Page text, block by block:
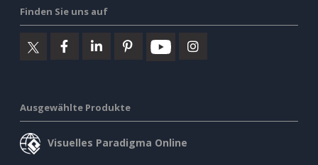
Finden Sie uns auf
Ausgewählte Produkte
Visuelles Paradigma Online